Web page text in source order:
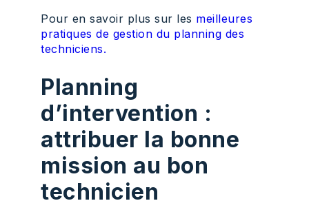
Pour en savoir plus sur les meilleures
pratiques de gestion du planning des
techniciens.
Planning
d’intervention :
attribuer la bonne
mission au bon
technicien